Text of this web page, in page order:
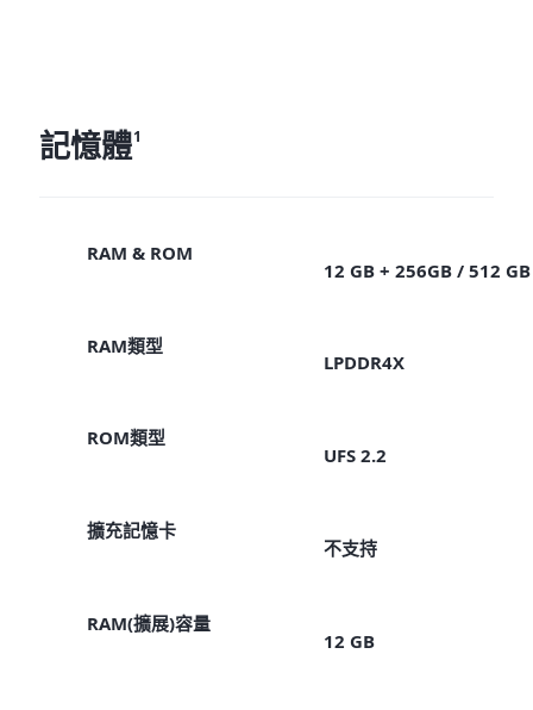
記憶體1
RAM & ROM
12 GB + 256GB / 512 GB
RAM類型
LPDDR4X
ROM類型
UFS 2.2
擴充記憶卡
不支持
RAM(擴展)容量
12 GB